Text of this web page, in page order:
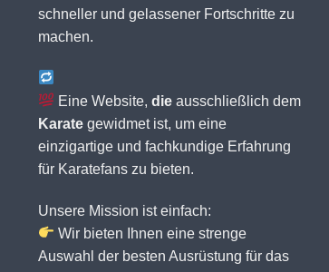
schneller und gelassener Fortschritte zu
machen.
Eine Website,die ausschließlich dem
Karategewidmet ist, um eine
einzigartige und fachkundige Erfahrung
für Karatefans zu bieten.
Unsere Mission ist einfach:
Wir bieten Ihnen eine strenge
Auswahl der besten Ausrüstung für das